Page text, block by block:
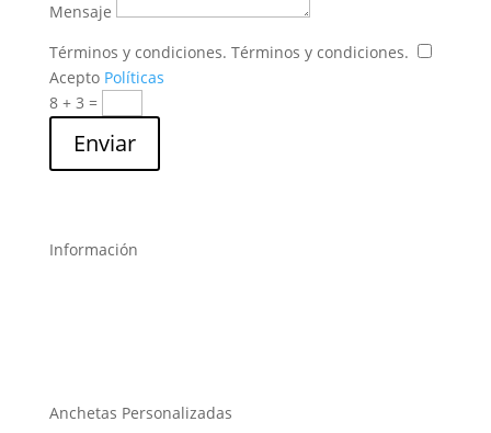
Mensaje
Términos y condiciones. Términos y condiciones.
Acepto Políticas
8 + 3 =
Enviar
Información
Anchetas Personalizadas